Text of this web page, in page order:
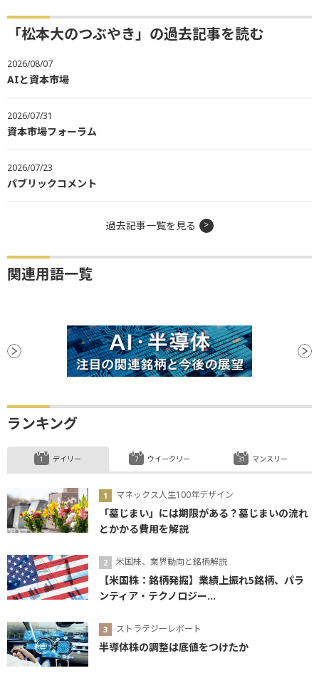
「松本大のつぶやき」の過去記事を読む
2026/08/07
AIと資本市場
2026/07/31
資本市場フォーラム
2026/07/23
パブリックコメント
過去記事一覧を見る
関連用語一覧
ランキング
デイリー
マネックス人生100年デザイン
「墓じまい」には期限がある？墓じまいの流れ
とかかる費用を解説
米国株、業界動向と銘柄解説
【米国株：銘柄発掘】業績上振れ5銘柄、パラ
ンティア・テクノロジー...
ストラテジーレポート
半導体株の調整は底値をつけたか
ウイークリー マンスリー